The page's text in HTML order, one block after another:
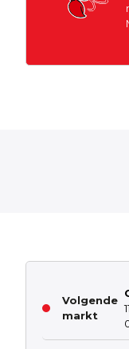
Volgende
markt